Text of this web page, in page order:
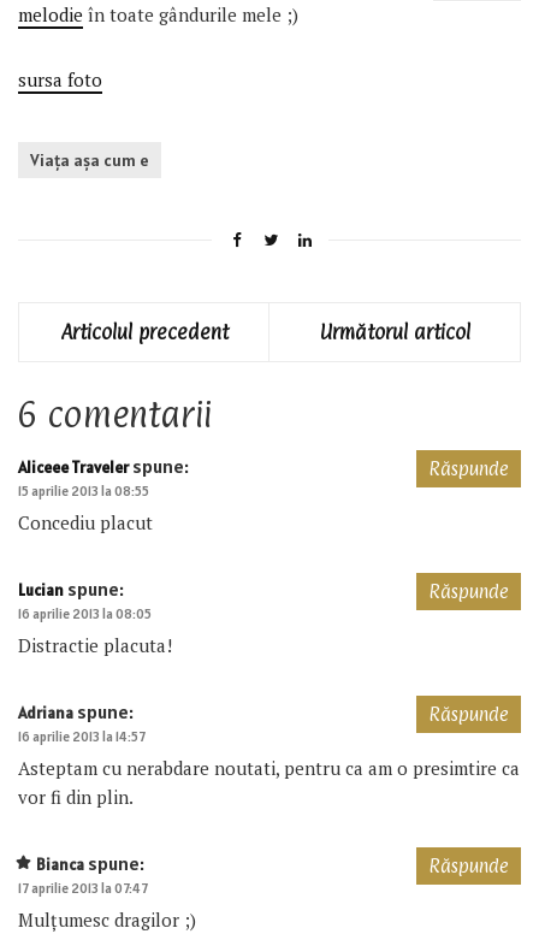
melodie în toate gândurile mele ;)
sursa foto
Viaţa aşa cum e
Articolul precedent Următorul articol
6 comentarii
Aliceee Traveler spune:
15 aprilie 2013 la 08:55
Concediu placut
Răspunde
Lucian spune:
16 aprilie 2013 la 08:05
Distractie placuta!
Răspunde
Adriana spune:
16 aprilie 2013 la 14:57
Asteptam cu nerabdare noutati, pentru ca am o presimtire ca
vor fi din plin.
Răspunde
Bianca spune:
17 aprilie 2013 la 07:47
Mulțumesc dragilor ;)
Răspunde